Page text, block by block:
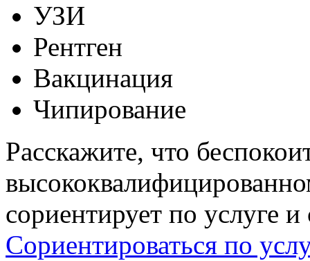
УЗИ
Рентген
Вакцинация
Чипирование
Расскажите, что
сориентирует по услуге
Сориентироваться по